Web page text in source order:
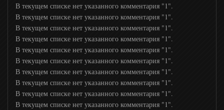
В текущем списке нет указанного комментария "1".
В текущем списке нет указанного комментария "1".
В текущем списке нет указанного комментария "1".
В текущем списке нет указанного комментария "1".
В текущем списке нет указанного комментария "1".
В текущем списке нет указанного комментария "1".
В текущем списке нет указанного комментария "1".
В текущем списке нет указанного комментария "1".
В текущем списке нет указанного комментария "1".
В текущем списке нет указанного комментария "1".